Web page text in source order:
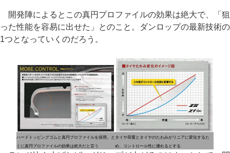
開発陣によるとこの真円プロファイルの効果は絶大で、「狙
った性能を容易に出せた」とのこと。ダンロップの最新技術の
1つとなっていくのだろう。
ハードトッピングゴムと真円プロファイルを採用。と
くに真円プロファイルの効果は絶大だと言う
タイヤ荷重とタイヤのたわみがリニアに変化するた
め、コントロール性に優れるとする